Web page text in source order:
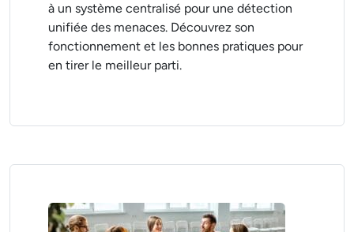
à un système centralisé pour une détection
unifiée des menaces. Découvrez son
fonctionnement et les bonnes pratiques pour
en tirer le meilleur parti.